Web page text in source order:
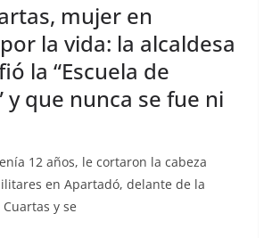
mujer en
la vida: la alcaldesa
la “Escuela de
y que nunca se fue ni
12 años, le cortaron la cabeza
en Apartadó, delante de la
y se